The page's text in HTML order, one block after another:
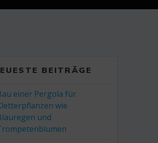
BEITRÄGE
einer Pergola für
wie
und